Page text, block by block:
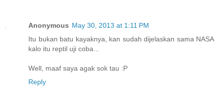
Anonymous May 30, 2013 at 1:11 PM
Itu bukan batu kayaknya, kan sudah dijelaskan sama NASA
kalo itu reptil uji coba...
Well, maaf saya agak sok tau :P
Reply